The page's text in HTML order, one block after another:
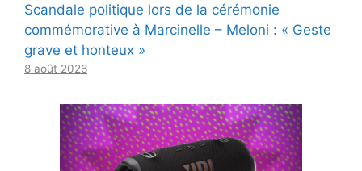
Scandale politique lors de la cérémonie
commémorative à Marcinelle – Meloni : « Geste
grave et honteux »
8 août 2026